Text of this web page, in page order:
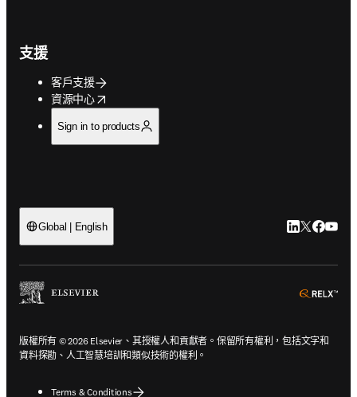
支援
客戶支援
資源中心
opens in new tab/window
Sign in to products
Global | English LinkedIn 打
Twitter 打
版權所有 © 2026 Elsevier、其授權人和貢獻者。保留所有權利，包括文字和
資料探勘、人工智慧培訓和類似技術的權利。
Terms & Conditions